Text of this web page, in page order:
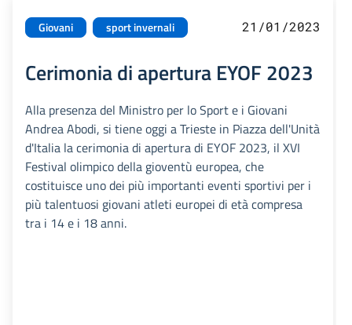
Giovani sport invernali 21/01/2023
Cerimonia di apertura EYOF 2023
Alla presenza del Ministro per lo Sport e i Giovani
Andrea Abodi, si tiene oggi a Trieste in Piazza dell'Unità
d'Italia la cerimonia di apertura di EYOF 2023, il XVI
Festival olimpico della gioventù europea, che
costituisce uno dei più importanti eventi sportivi per i
più talentuosi giovani atleti europei di età compresa
tra i 14 e i 18 anni.